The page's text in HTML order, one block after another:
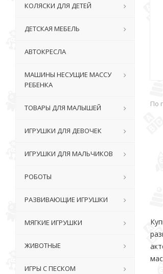
По
КОЛЯСКИ ДЛЯ ДЕТЕЙ
ДЕТСКАЯ МЕБЕЛЬ
АВТОКРЕСЛА
МАШИНЫ НЕСУЩИЕ МАССУ
РЕБЕНКА
ТОВАРЫ ДЛЯ МАЛЫШЕЙ
ИГРУШКИ ДЛЯ ДЕВОЧЕК
ИГРУШКИ ДЛЯ МАЛЬЧИКОВ
РОБОТЫ
РАЗВИВАЮЩИЕ ИГРУШКИ
МЯГКИЕ ИГРУШКИ
ЖИВОТНЫЕ
ИГРЫ С ПЕСКОМ